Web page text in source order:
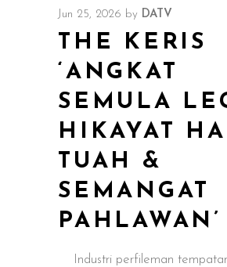
Jun 25, 2026 by DATV
THE KERIS
‘ANGKAT
SEMULA
HIKAYAT
TUAH &
SEMANGAT
PAHLAWAN’
Industri perfileman